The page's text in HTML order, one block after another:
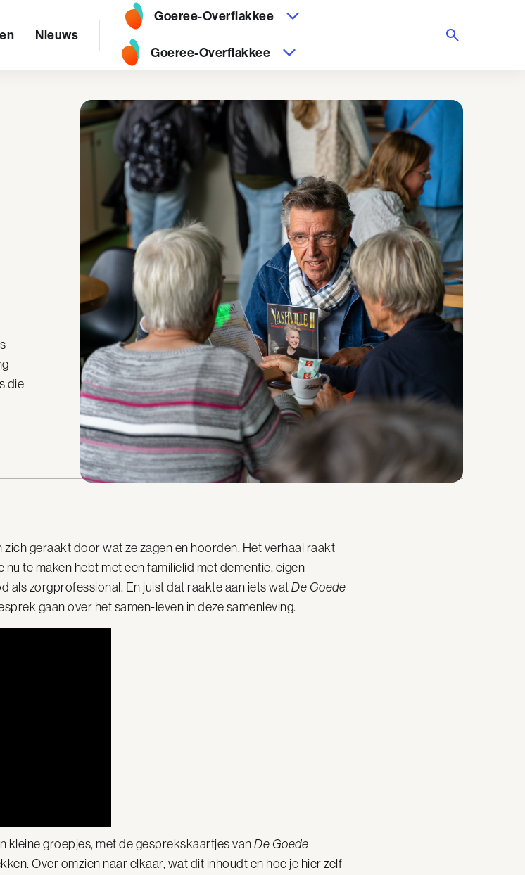
Nieuws
Goeree-Overflakkee
Goeree-Overflakkee
die
geraakt door wat ze zagen en hoorden. Het verhaal raakt
te maken hebt met een familielid met dementie, eigen
als zorgprofessional. En juist dat raakte aan iets watDe Goede
gaan over het samen-leven in deze samenleving.
kleine groepjes, met de gesprekskaartjes vanDe Goede
Over omzien naar elkaar, wat dit inhoudt en hoe je hier zelf